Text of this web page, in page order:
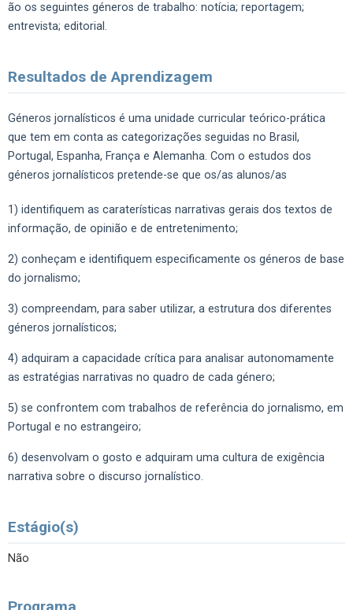
ão os seguintes géneros de trabalho: notícia; reportagem;
entrevista; editorial.
Resultados de Aprendizagem
Géneros jornalísticos é uma unidade curricular teórico-prática
que tem em conta as categorizações seguidas no Brasil,
Portugal, Espanha, França e Alemanha. Com o estudos dos
géneros jornalísticos pretende-se que os/as alunos/as
1) identifiquem as caraterísticas narrativas gerais dos textos de
informação, de opinião e de entretenimento;
2) conheçam e identifiquem especificamente os géneros de base
do jornalismo;
3) compreendam, para saber utilizar, a estrutura dos diferentes
géneros jornalísticos;
4) adquiram a capacidade crítica para analisar autonomamente
as estratégias narrativas no quadro de cada género;
5) se confrontem com trabalhos de referência do jornalismo, em
Portugal e no estrangeiro;
6) desenvolvam o gosto e adquiram uma cultura de exigência
narrativa sobre o discurso jornalístico.
Estágio(s)
Não